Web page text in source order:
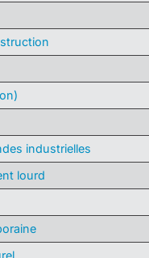
industrielles
lourd